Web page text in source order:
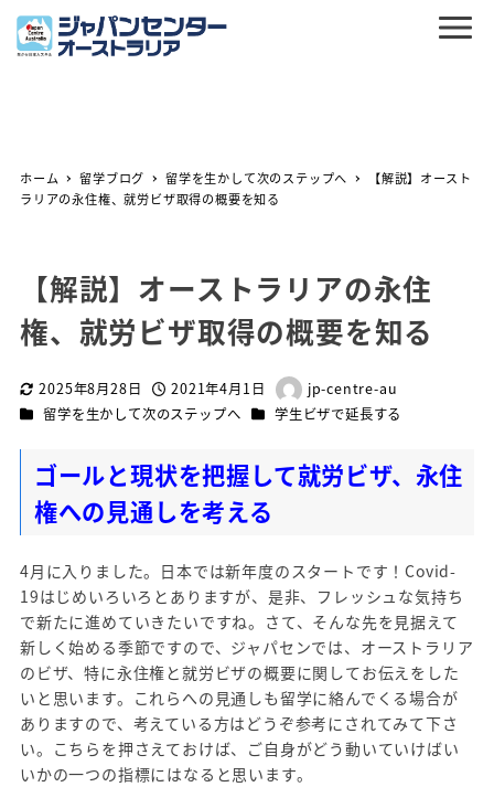
ホーム 留学ブログ 留学を生かして次のステップへ
【解説】オースト
ラリアの永住権、就労ビザ取得の概要を知る
【解説】オーストラリアの永住
権、就労ビザ取得の概要を知る
更新日2025年8月28日 投稿日2021年4月1日
著
者
jp-centre-au
カテゴリー
留学を生かして次のステップへ カテゴリー
学生ビザで延長する
ゴールと現状を把握して就労ビザ、永住
権への見通しを考える
4月に入りました。日本では新年度のスタートです！Covid-
19はじめいろいろとありますが、是非、フレッシュな気持ち
で新たに進めていきたいですね。さて、そんな先を見据えて
新しく始める季節ですので、ジャパセンでは、オーストラリア
のビザ、特に永住権と就労ビザの概要に関してお伝えをした
いと思います。これらへの見通しも留学に絡んでくる場合が
ありますので、考えている方はどうぞ参考にされてみて下さ
い。こちらを押さえておけば、ご自身がどう動いていけばい
いかの一つの指標にはなると思います。